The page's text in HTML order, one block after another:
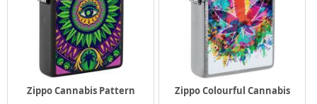
Zippo Cannabis Pattern
Zippo Colourful Cannabis